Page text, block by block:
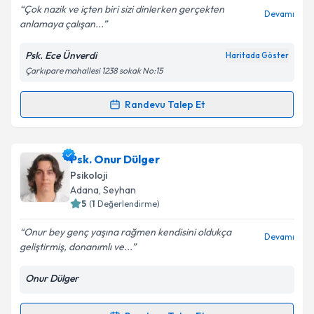
Kişisel verilerimin işlenmesine ilişkin
Aydınlatma
Metni'ni okudum ve kişisel verilerimin belirtilen
kapsamda işlenmesini kabul ediyorum.
Çok nazik ve içten biri sizi dinlerken gerçekten
anlamaya çalışan...
Devamı
Psk. Ece Ünverdi Haritada Göster
Çarkıpare mahallesi 1238 sokak No:15
Randevu Talep Et
Randevu Takvimi Talebi
Psk. Ece Ünverdiiçin randevu takvimi talebi
oluşturun. Size bu uzmandan randevu almanız için bir
takvim hazırlandığında e-posta ile bilgilendireceğiz.
Kişisel verilerimin işlenmesine ilişkin
kapsamda işlenmesini kabul ediyorum.
Psk. Onur Dülger
Psikoloji
Adana, Seyhan
5 (1 Değerlendirme)
Onur bey genç yaşına rağmen kendisini oldukça
geliştirmiş, donanımlı ve...
Devamı
Onur Dülger